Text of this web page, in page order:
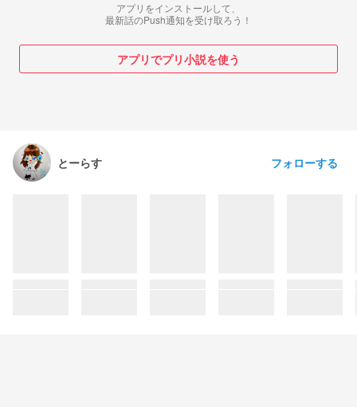
アプリをインストールして、
最新話のPush通知を受け取ろう！
アプリでプリ小説を使う
とーらす フォローする